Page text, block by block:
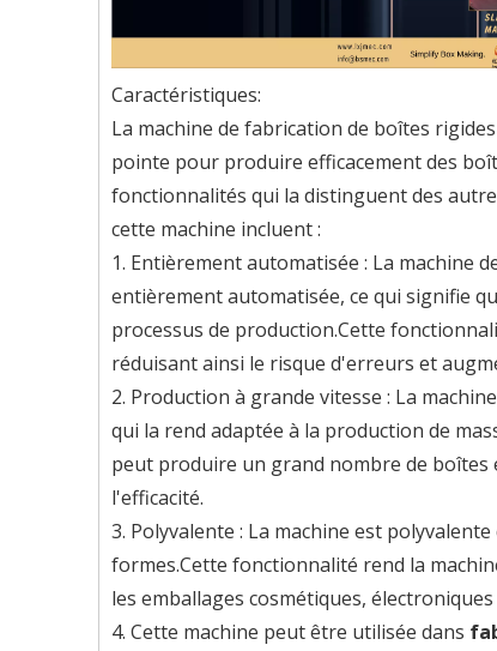
Caractéristiques:
La machine de fabrication de boîtes
pointe pour produire efficacement des
fonctionnalités qui la distinguent des
cette machine incluent :
1. Entièrement automatisée : La machine
entièrement automatisée, ce qui signifie
processus de production.Cette
réduisant ainsi le risque d'erreurs et
2. Production à grande vitesse : La
qui la rend adaptée à la production de
peut produire un grand nombre de
l'efficacité.
3. Polyvalente : La machine est
formes.Cette fonctionnalité rend la
les emballages cosmétiques,
4. Cette machine peut être utilisée dans